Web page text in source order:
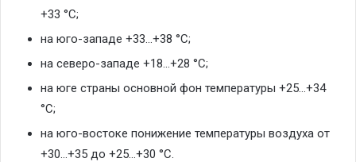
+33 °С;
на юго-западе +33…+38 °С;
на северо-западе +18…+28 °С;
на юге страны основной фон температуры +25…+34
°С;
на юго-востоке понижение температуры воздуха от
+30…+35 до +25…+30 °С.